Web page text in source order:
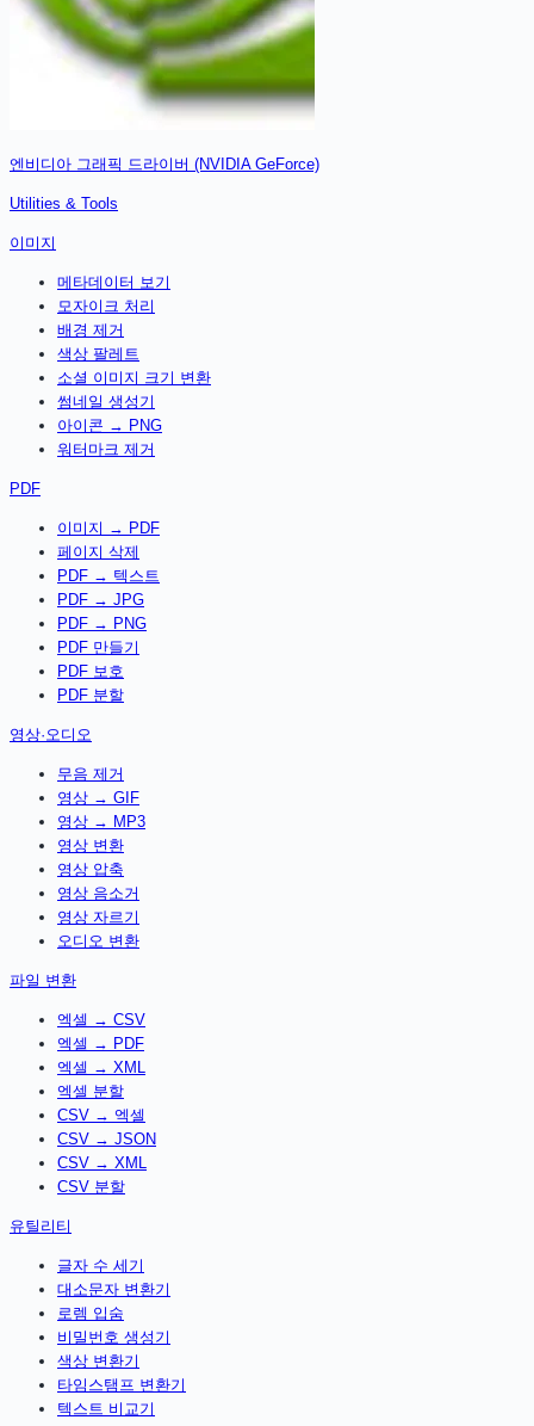
엔비디아 그래픽 드라이버 (NVIDIA GeForce)
Utilities & Tools
이미지
메타데이터 보기
모자이크 처리
배경 제거
색상 팔레트
소셜 이미지 크기 변환
썸네일 생성기
아이콘 → PNG
워터마크 제거
PDF
이미지 → PDF
페이지 삭제
PDF → 텍스트
PDF → JPG
PDF → PNG
PDF 만들기
PDF 보호
PDF 분할
영상·오디오
무음 제거
영상 → GIF
영상 → MP3
영상 변환
영상 압축
영상 음소거
영상 자르기
오디오 변환
파일 변환
엑셀 → CSV
엑셀 → PDF
엑셀 → XML
엑셀 분할
CSV → 엑셀
CSV → JSON
CSV → XML
CSV 분할
유틸리티
글자 수 세기
대소문자 변환기
로렘 입숨
비밀번호 생성기
색상 변환기
타임스탬프 변환기
텍스트 비교기